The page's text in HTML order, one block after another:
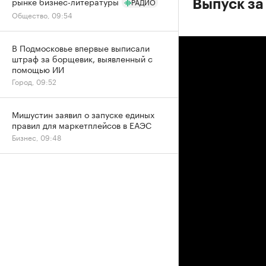
Выпуск
Общество, 09:54
В Подмосковье впервые выписали
штраф за борщевик, выявленный с
помощью ИИ
Город, 09:52
Мишустин заявил о запуске единых
правил для маркетплейсов в ЕАЭС
Бизнес, 09:48